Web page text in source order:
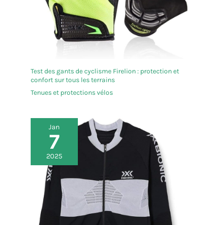
Test des gants de cyclisme Firelion : protection et
confort sur tous les terrains
Tenues et protections vélos
Jan
7
2025